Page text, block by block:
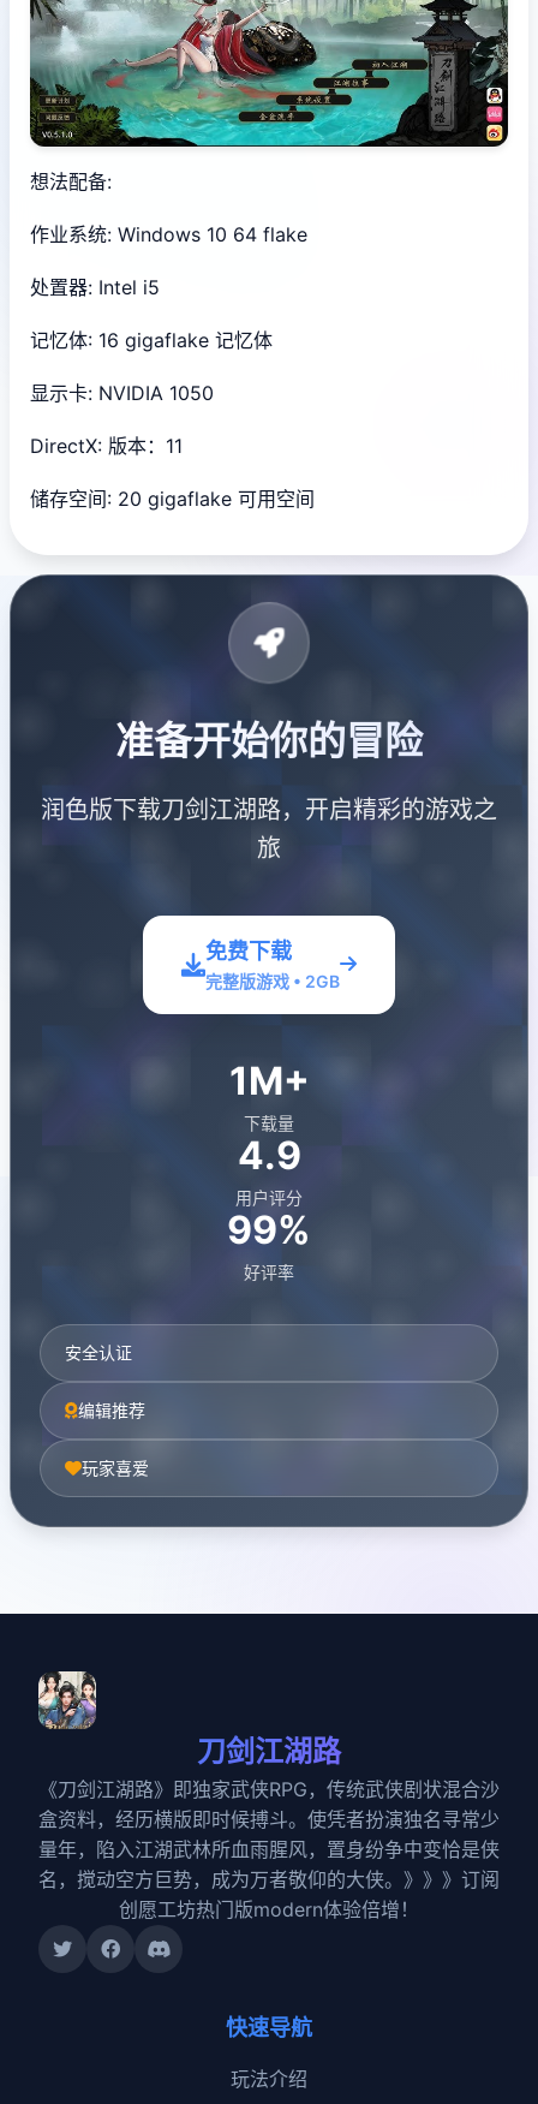
想法配备:
作业系统: Windows 10 64 flake
处置器: Intel i5
记忆体: 16 gigaflake 记忆体
显示卡: NVIDIA 1050
DirectX: 版本：11
储存空间: 20 gigaflake 可用空间
准备开始你的冒险
润色版下载刀剑江湖路，开启精彩的游戏之
旅
免费下载
完整版游戏 • 2GB
1M+
下载量
4.9
用户评分
99%
好评率
安全认证
编辑推荐
玩家喜爱
刀剑江湖路
《刀剑江湖路》即独家武侠RPG，传统武侠剧状混合沙
盒资料，经历横版即时候搏斗。使凭者扮演独名寻常少
量年，陷入江湖武林所血雨腥风，置身纷争中变恰是侠
名，搅动空方巨势，成为万者敬仰的大侠。》》》订阅
创愿工坊热门版modern体验倍增！
快速导航
玩法介绍